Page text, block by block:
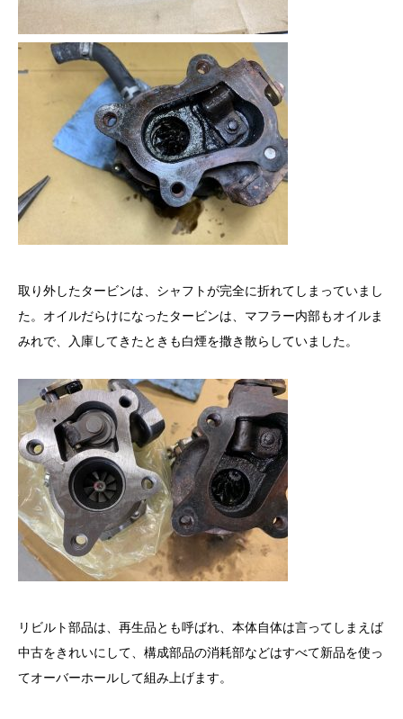
取り外したタービンは、シャフトが完全に折れてしまっていまし
た。オイルだらけになったタービンは、マフラー内部もオイルま
みれで、入庫してきたときも白煙を撒き散らしていました。
リビルト部品は、再生品とも呼ばれ、本体自体は言ってしまえば
中古をきれいにして、構成部品の消耗部などはすべて新品を使っ
てオーバーホールして組み上げます。